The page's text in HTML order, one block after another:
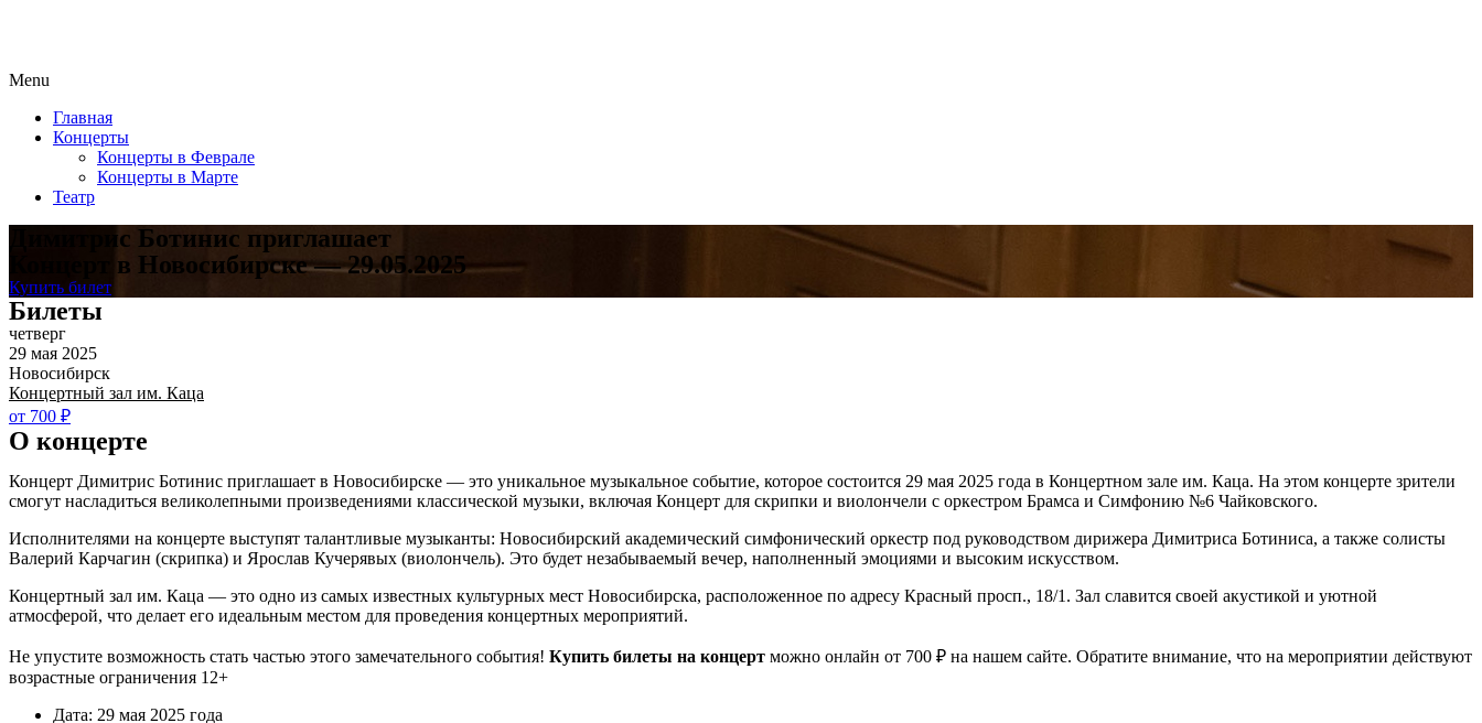
Menu
Главная
Концерты
Концерты в Феврале
Концерты в Марте
Театр
Димитрис Ботинис приглашает
Концерт в Новосибирске — 29.05.2025
Купить билет
Билеты
четверг
29 мая 2025
Новосибирск
Концертный зал им. Каца
от 700 ₽
О концерте
Концерт Димитрис Ботинис приглашает в Новосибирске — это уникальное музыкальное событие, которое состоится 29 мая 2025 года в Концертном зале им. Каца. На этом концерте зрители
смогут насладиться великолепными произведениями классической музыки, включая Концерт для скрипки и виолончели с оркестром Брамса и Симфонию №6 Чайковского.
Исполнителями на концерте выступят талантливые музыканты: Новосибирский академический симфонический оркестр под руководством дирижера Димитриса Ботиниса, а также солисты
Валерий Карчагин (скрипка) и Ярослав Кучерявых (виолончель). Это будет незабываемый вечер, наполненный эмоциями и высоким искусством.
Концертный зал им. Каца — это одно из самых известных культурных мест Новосибирска, расположенное по адресу Красный просп., 18/1. Зал славится своей акустикой и уютной
атмосферой, что делает его идеальным местом для проведения концертных мероприятий.
Не упустите возможность стать частью этого замечательного события! Купить билеты на концерт можно онлайн от 700 ₽ на нашем сайте. Обратите внимание, что на мероприятии действуют
возрастные ограничения 12+
Дата: 29 мая 2025 года